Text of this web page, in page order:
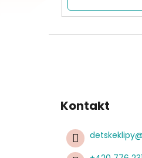
Kontakt
detskeklipy@